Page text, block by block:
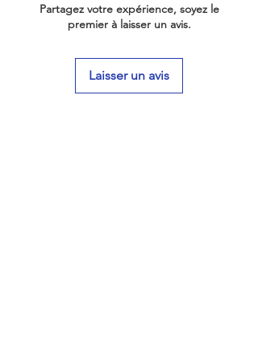
Partagez votre expérience, soyez le
premier à laisser un avis.
Laisser un avis